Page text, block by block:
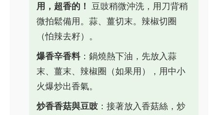
用，超香的！
豆豉稍微沖洗，用刀背稍
微拍鬆備用。蒜、薑切末。辣椒切圈
（怕辣去籽）。
爆香辛香料：鍋燒熱下油，先放入蒜
末、薑末、辣椒圈（如果用），用中小
火爆炒出香氣。
炒香香菇與豆豉 ：接著放入香菇絲，炒